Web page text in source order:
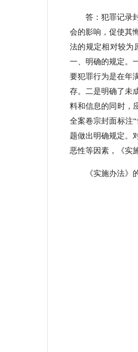
答：犯罪记录封
会的影响，促使其
法的规定相对较为
一、明确的规定。
要犯罪行为是在年
存。二是明确了未
料和信息的同时，
全案卷宗封面标注
题做出明确规定。
恶性等因素，《实
《实施办法》的